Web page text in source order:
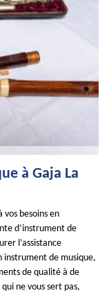
à Gaja La
besoins en
d’instrument de
l’assistance
instrument de musique,
de qualité à de
ne vous sert pas,